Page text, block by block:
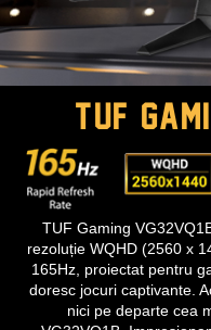
TUF
TUF Gaming
rezoluție WQHD (2560 x
165Hz, proiectat pentru
doresc jocuri captivante.
nici pe departe cea